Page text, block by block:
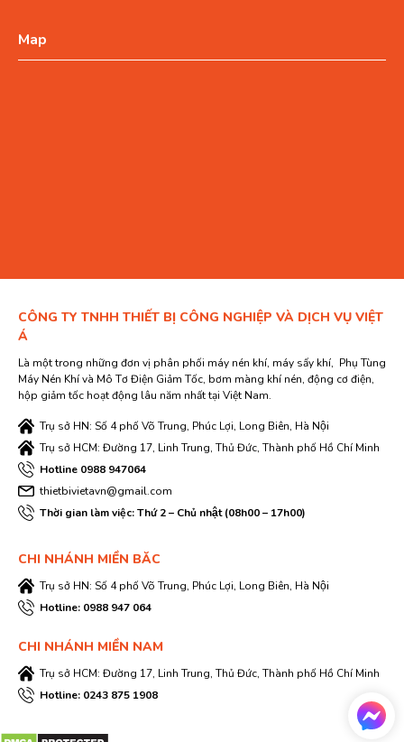
Map
CÔNG TY TNHH THIẾT BỊ CÔNG NGHIỆP VÀ DỊCH VỤ VIỆT
Á
Là một trong những đơn vị phân phối máy nén khí, máy sấy khí, Phụ Tùng
Máy Nén Khí và Mô Tơ Điện Giảm Tốc, bơm màng khí nén, động cơ điện,
hộp giảm tốc hoạt động lâu năm nhất tại Việt Nam.
Trụ sở HN: Số 4 phố Võ Trung, Phúc Lợi, Long Biên, Hà Nội
Trụ sở HCM: Đường 17, Linh Trung, Thủ Đức, Thành phố Hồ Chí Minh
Hotline 0988 947064
thietbivietavn@gmail.com
Thời gian làm việc: Thứ 2 – Chủ nhật (08h00 – 17h00)
CHI NHÁNH MIỀN BĂC
Trụ sở HN: Số 4 phố Võ Trung, Phúc Lợi, Long Biên, Hà Nội
Hotline: 0988 947 064
CHI NHÁNH MIỀN NAM
Trụ sở HCM: Đường 17, Linh Trung, Thủ Đức, Thành phố Hồ Chí Minh
Hotline: 0243 875 1908